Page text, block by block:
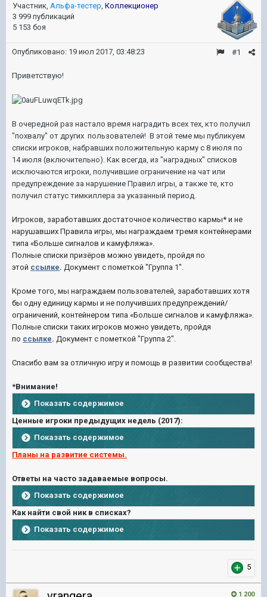
Участник, Альфа-тестер, Коллекционер
3 999 публикаций
5 153 боя
#1
Опубликовано: 19 июл 2017, 03:48:23
Приветствую!
В очередной раз настало время наградить всех тех, кто получил
"похвалу" от других пользователей! В этой теме мы публикуем
списки игроков, набравших положительную карму с 8 июля по
14 июля (включительно). Как всегда, из "наградных" списков
исключаются игроки, получившие ограничение на чат или
предупреждение за нарушение Правил игры, а также те, кто
получил статус тимкиллера за указанный период.
Игроков, заработавших достаточное количество кармы* и не
нарушавших Правила игры, мы награждаем тремя контейнерами
типа «Больше сигналов и камуфляжа».
Полные списки призёров можно увидеть, пройдя по
этой ссылке. Документ с пометкой "Группа 1".
Кроме того, мы награждаем пользователей, заработавших хотя
бы одну единицу кармы и не получивших предупреждений/
ограничений, контейнером типа «Больше сигналов и камуфляжа»
Полные списки таких игроков можно увидеть, пройдя
по ссылке. Документ с пометкой "Группа 2".
Спасибо вам за отличную игру и помощь в развитии сообщества!
*Внимание!
Показать содержимое
Ценные игроки предыдущих недель (2017):
Показать содержимое
Планы на развитие системы.
Ответы на часто задаваемые вопросы.
Показать содержимое
Как найти свой ник в списках?
Показать содержимое
5
1 200